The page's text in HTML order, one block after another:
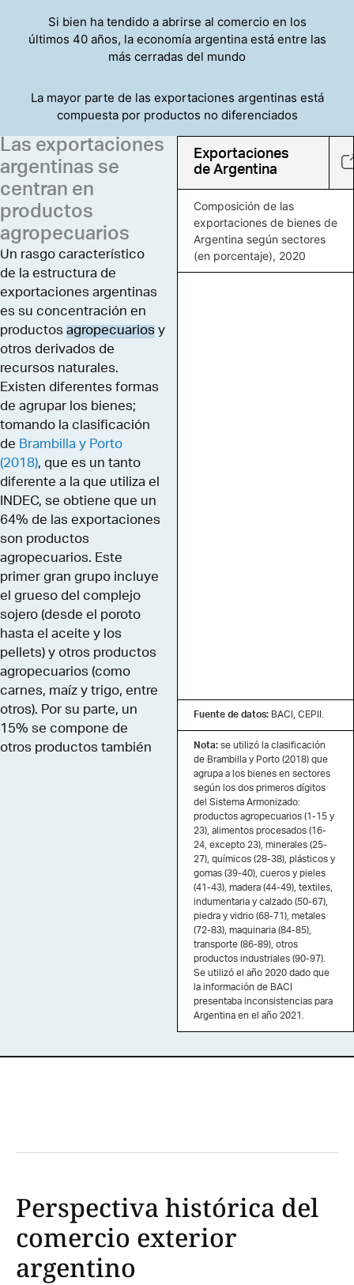
Si bien ha tendido a abrirse al comercio en los
últimos 40 años, la economía argentina está entre las
más cerradas del mundo
La mayor parte de las exportaciones argentinas está
compuesta por productos no diferenciados
Las exportaciones
argentinas se
centran en
productos
agropecuarios
Un rasgo característico
de la estructura de
exportaciones argentinas
es su concentración en
productos agropecuarios y
otros derivados de
recursos naturales.
Existen diferentes formas
de agrupar los bienes;
tomando la clasificación
de Brambilla y Porto
(2018), que es un tanto
diferente a la que utiliza el
INDEC, se obtiene que un
64% de las exportaciones
son productos
agropecuarios. Este
primer gran grupo incluye
el grueso del complejo
sojero (desde el poroto
hasta el aceite y los
pellets) y otros productos
agropecuarios (como
carnes, maíz y trigo, entre
otros). Por su parte, un
15% se compone de
otros productos también
Exportaciones
de Argentina
Composición de las
exportaciones de bienes de
Argentina según sectores
(en porcentaje), 2020
Fuente de datos: BACI, CEPII.
Nota: se utilizó la clasificación
de Brambilla y Porto (2018) que
agrupa a los bienes en sectores
según los dos primeros dígitos
del Sistema Armonizado:
productos agropecuarios (1-15 y
23), alimentos procesados (16-
24, excepto 23), minerales (25-
27), químicos (28-38), plásticos y
gomas (39-40), cueros y pieles
(41-43), madera (44-49), textiles,
indumentaria y calzado (50-67),
piedra y vidrio (68-71), metales
(72-83), maquinaria (84-85),
transporte (86-89), otros
productos industriales (90-97).
Se utilizó el año 2020 dado que
la información de BACI
presentaba inconsistencias para
Argentina en el año 2021.
Perspectiva histórica del
comercio exterior
argentino